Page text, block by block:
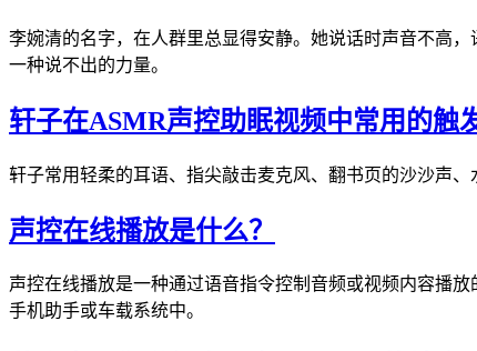
李婉清的名字，在人群里总显得安静。她说话时声音不高
一种说不出的力量。
轩子在ASMR声控助眠视频中常用的触
轩子常用轻柔的耳语、指尖敲击麦克风、翻书页的沙沙声
声控在线播放是什么？
声控在线播放是一种通过语音指令控制音频或视频内容播
手机助手或车载系统中。